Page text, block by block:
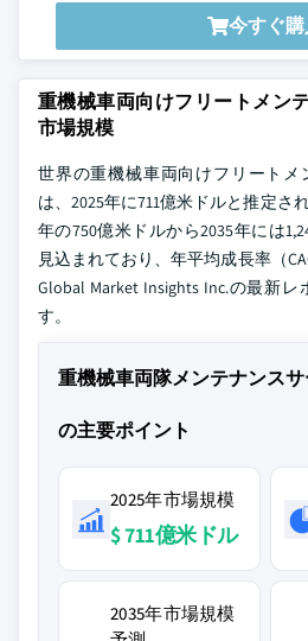
今すぐ購
重機械車両向けフリートメン
市場規模
世界の重機械車両向けフリート
は、2025年に711億米ドルと推定さ
年の750億米ドルから2035年には
見込まれており、年平均成長率（
Global Market Insights Inc.の最新
す。
重機械車両隊メンテナンス
の主要ポイント
2025年市場規模
$ 711億米ドル
2035年市場規模